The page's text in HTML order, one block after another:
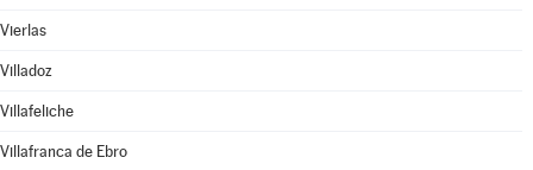
Vierlas
Villadoz
Villafeliche
Villafranca de Ebro